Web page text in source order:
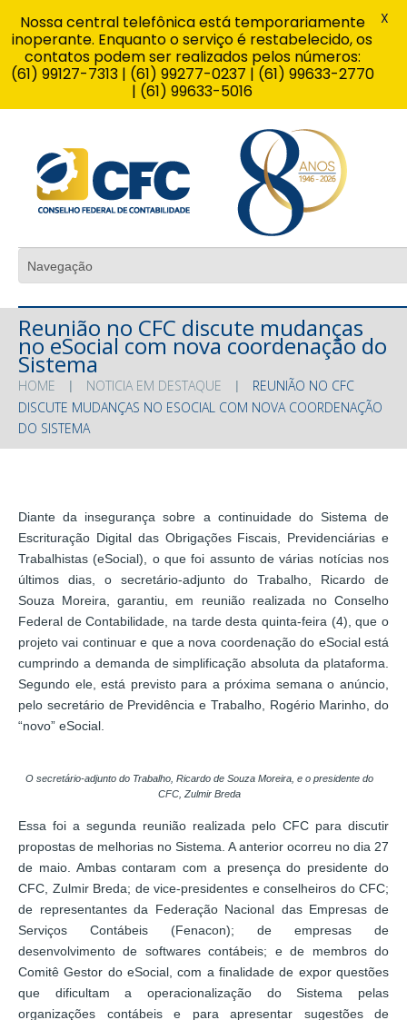
Reunião no CFC discute mudanças
no eSocial com nova coordenação do
Sistema
HOME NOTICIA EM DESTAQUE
REUNIÃO NO CFC
DISCUTE MUDANÇAS NO ESOCIAL COM NOVA COORDENAÇÃO
DO SISTEMA
Diante da insegurança sobre a continuidade do Sistema de
Escrituração Digital das Obrigações Fiscais, Previdenciárias e
Trabalhistas (eSocial), o que foi assunto de várias notícias nos
últimos dias, o secretário-adjunto do Trabalho, Ricardo de
Souza Moreira, garantiu, em reunião realizada no Conselho
Federal de Contabilidade, na tarde desta quinta-feira (4), que o
projeto vai continuar e que a nova coordenação do eSocial está
cumprindo a demanda de simplificação absoluta da plataforma.
Segundo ele, está previsto para a próxima semana o anúncio,
pelo secretário de Previdência e Trabalho, Rogério Marinho, do
“novo” eSocial.
O secretário-adjunto do Trabalho, Ricardo de Souza Moreira, e o presidente do
CFC, Zulmir Breda
Essa foi a segunda reunião realizada pelo CFC para discutir
propostas de melhorias no Sistema. A anterior ocorreu no dia 27
de maio. Ambas contaram com a presença do presidente do
CFC, Zulmir Breda; de vice-presidentes e conselheiros do CFC;
de representantes da Federação Nacional das Empresas de
Serviços Contábeis (Fenacon); de empresas de
desenvolvimento de softwares contábeis; e de membros do
Comitê Gestor do eSocial, com a finalidade de expor questões
que dificultam a operacionalização do Sistema pelas
organizações contábeis e para apresentar sugestões de
Nossa central telefônica está temporariamente
inoperante. Enquanto o serviço é restabelecido, os
contatos podem ser realizados pelos números:
(61) 99127-7313 | (61) 99277-0237 | (61) 99633-2770
| (61) 99633-5016
X